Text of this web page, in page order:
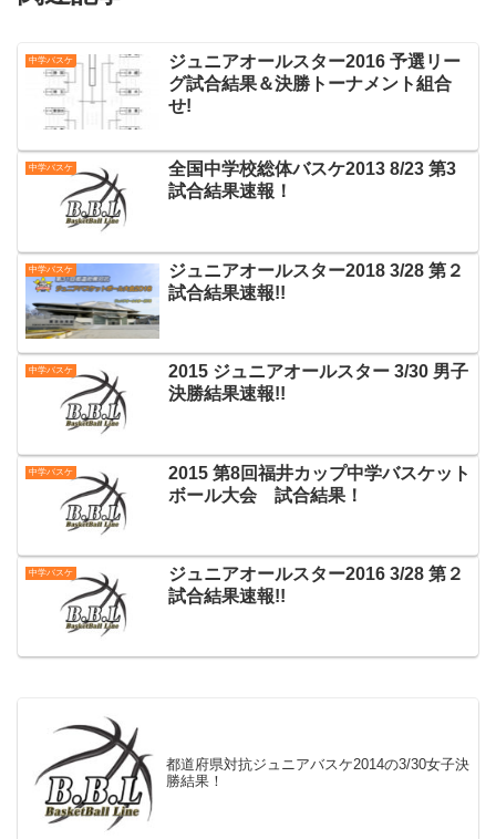
中学バスケ
ジュニアオールスター2016 予選リー
グ試合結果＆決勝トーナメント組合
せ!
中学バスケ
全国中学校総体バスケ2013 8/23 第3
試合結果速報！
中学バスケ
ジュニアオールスター2018 3/28 第２
試合結果速報!!
中学バスケ
2015 ジュニアオールスター 3/30 男子
決勝結果速報!!
中学バスケ
2015 第8回福井カップ中学バスケット
ボール大会 試合結果！
中学バスケ
ジュニアオールスター2016 3/28 第２
試合結果速報!!
都道府県対抗ジュニアバスケ2014の3/30女子決
勝結果！